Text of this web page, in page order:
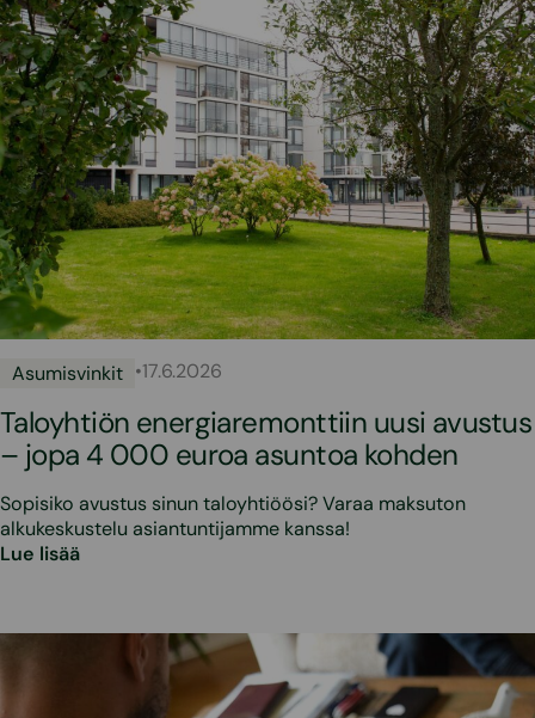
Asumisvinkit •17.6.2026
Taloyhtiön energiaremonttiin uusi avustus
– jopa 4 000 euroa asuntoa kohden
Sopisiko avustus sinun taloyhtiöösi? Varaa maksuton
alkukeskustelu asiantuntijamme kanssa!
Lue lisää